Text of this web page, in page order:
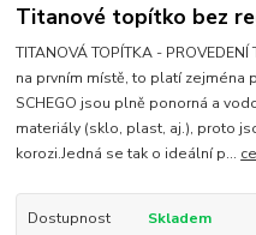
Titanové topítko bez
TITANOVÁ TOPÍTKA -
na prvním místě, to platí zejména
SCHEGO jsou plně ponorná a
materiály (sklo, plast, aj.), proto
korozi.Jedná se tak o ideální p...
Dostupnost
Skladem